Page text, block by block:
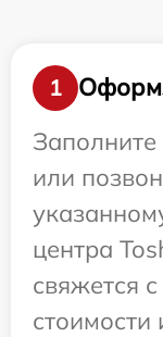
1
или
центра
свяжется
стоимости